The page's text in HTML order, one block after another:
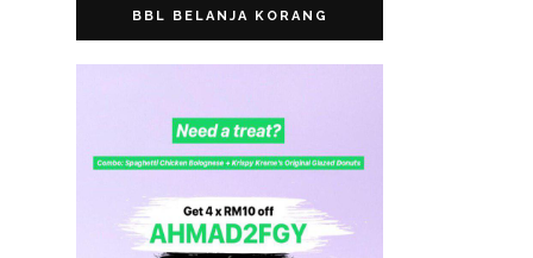
BBL BELANJA KORANG